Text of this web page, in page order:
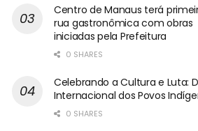
Centro de Manaus terá
rua gastronômica com obras
iniciadas pela Prefeitura
0 SHARES
Celebrando a Cultura e Luta:
Internacional dos Povos
0 SHARES